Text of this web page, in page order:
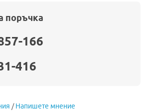
поръчка
166
416
/Напишете мнение